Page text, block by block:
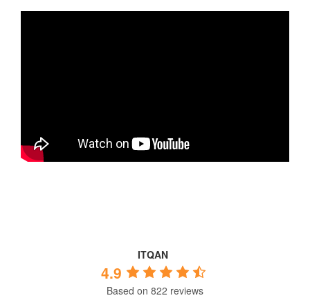
ITQAN
4.9
Based on 822 reviews